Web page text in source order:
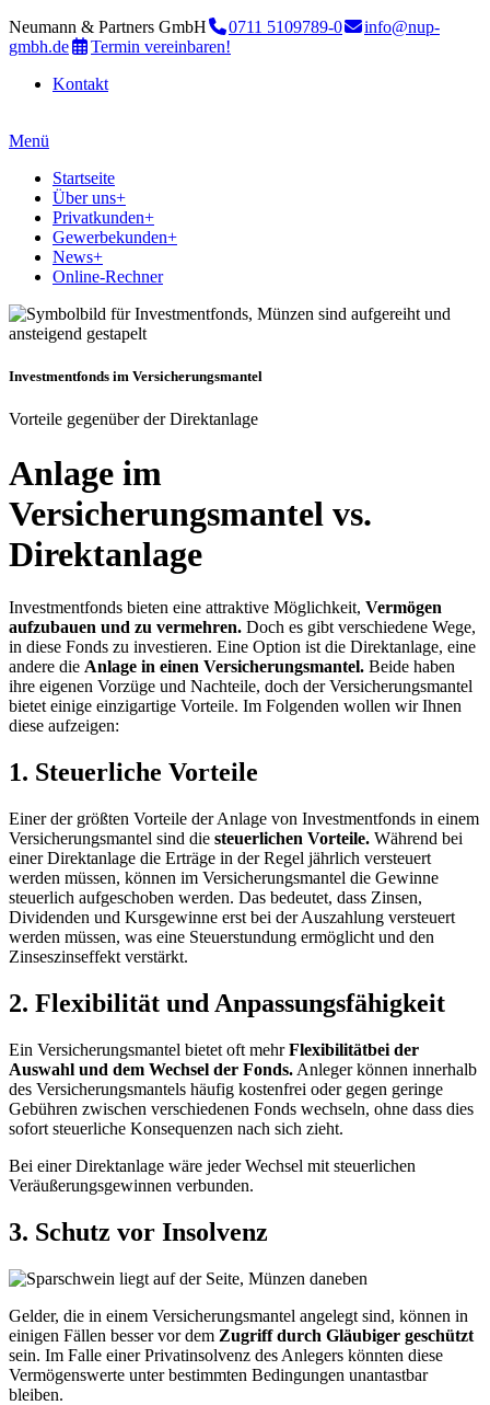
Neumann & Partners GmbH 0711 5109789-0
info@nup-
gmbh.de
Termin vereinbaren!
Kontakt
Menü
Startseite
Über uns+
Privatkunden+
Gewerbekunden+
News+
Online-Rechner
Investmentfonds im Versicherungsmantel
Vorteile gegenüber der Direktanlage
Anlage im
Versicherungsmantel vs.
Direktanlage
Investmentfonds bieten eine attraktive Möglichkeit, Vermögen
aufzubauen und zu vermehren. Doch es gibt verschiedene Wege,
in diese Fonds zu investieren. Eine Option ist die Direktanlage, eine
andere die Anlage in einen Versicherungsmantel. Beide haben
ihre eigenen Vorzüge und Nachteile, doch der Versicherungsmantel
bietet einige einzigartige Vorteile. Im Folgenden wollen wir Ihnen
diese aufzeigen:
1. Steuerliche Vorteile
Einer der größten Vorteile der Anlage von Investmentfonds in einem
Versicherungsmantel sind die steuerlichen Vorteile. Während bei
einer Direktanlage die Erträge in der Regel jährlich versteuert
werden müssen, können im Versicherungsmantel die Gewinne
steuerlich aufgeschoben werden. Das bedeutet, dass Zinsen,
Dividenden und Kursgewinne erst bei der Auszahlung versteuert
werden müssen, was eine Steuerstundung ermöglicht und den
Zinseszinseffekt verstärkt.
2. Flexibilität und Anpassungsfähigkeit
Ein Versicherungsmantel bietet oft mehrFlexibilitätbei der
Auswahl und dem Wechsel der Fonds. Anleger können innerhalb
des Versicherungsmantels häufig kostenfrei oder gegen geringe
Gebühren zwischen verschiedenen Fonds wechseln, ohne dass dies
sofort steuerliche Konsequenzen nach sich zieht.
Bei einer Direktanlage wäre jeder Wechsel mit steuerlichen
Veräußerungsgewinnen verbunden.
3. Schutz vor Insolvenz
Gelder, die in einem Versicherungsmantel angelegt sind, können in
einigen Fällen besser vor dem Zugriff durch Gläubiger geschützt
sein. Im Falle einer Privatinsolvenz des Anlegers könnten diese
Vermögenswerte unter bestimmten Bedingungen unantastbar
bleiben.